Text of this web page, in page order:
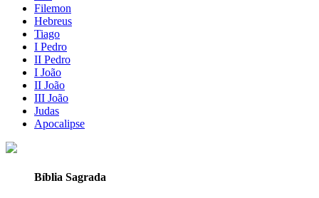
Filemon
Hebreus
Tiago
I Pedro
II Pedro
I João
II João
III João
Judas
Apocalipse
Bíblia Sagrada